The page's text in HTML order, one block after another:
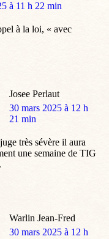
à 11 h 22 min
à la loi, « avec
Josee Perlaut
dit
:
30 mars 2025 à 12 h
21 min
très sévère il aura
une semaine de TIG
Warlin Jean-Fred
dit
30 mars 2025 à 12 h